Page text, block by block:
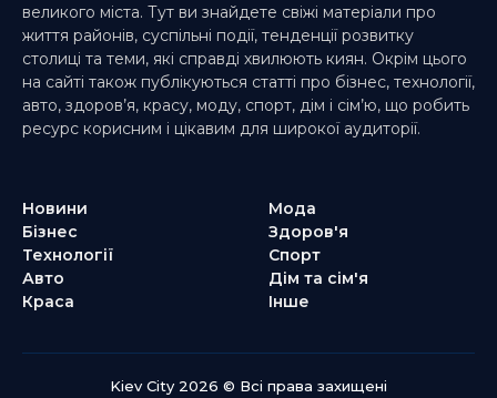
великого міста. Тут ви знайдете свіжі матеріали про
життя районів, суспільні події, тенденції розвитку
столиці та теми, які справді хвилюють киян. Окрім цього
на сайті також публікуються статті про бізнес, технології,
авто, здоров’я, красу, моду, спорт, дім і сім’ю, що робить
ресурс корисним і цікавим для широкої аудиторії.
Новини
Бізнес
Технології
Авто
Краса
Мода
Здоров'я
Спорт
Дім та сім'я
Інше
Kiev City 2026 © Всі права захищені